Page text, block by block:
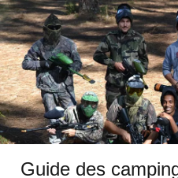
Guide des